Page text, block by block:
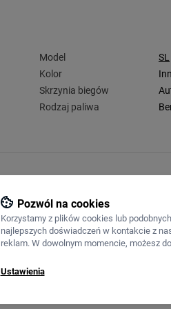
Model
SL
Kolor
Skrzynia biegów
Rodzaj paliwa
Pozwól na cookies
Korzystamy z plików cookies lub
najlepszych doświadczeń w kontakcie z
reklam. W dowolnym momencie, możesz
Ustawienia